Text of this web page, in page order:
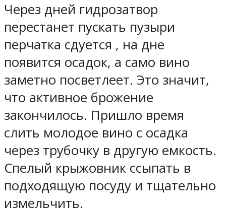
Через дней гидрозатвор
перестанет пускать пузыри
перчатка сдуется , на дне
появится осадок, а само вино
заметно посветлеет. Это значит,
что активное брожение
закончилось. Пришло время
слить молодое вино с осадка
через трубочку в другую емкость.
Спелый крыжовник ссыпать в
подходящую посуду и тщательно
измельчить.